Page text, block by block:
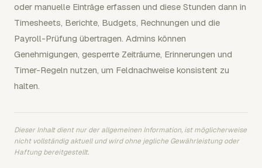
oder manuelle Einträge erfassen und diese Stunden dann in
Timesheets, Berichte, Budgets, Rechnungen und die
Payroll-Prüfung übertragen. Admins können
Genehmigungen, gesperrte Zeiträume, Erinnerungen und
Timer-Regeln nutzen, um Feldnachweise konsistent zu
halten.
Dieser Inhalt dient nur der allgemeinen Information, ist möglicherweise
nicht vollständig aktuell und wird ohne jegliche Gewährleistung oder
Haftung bereitgestellt.